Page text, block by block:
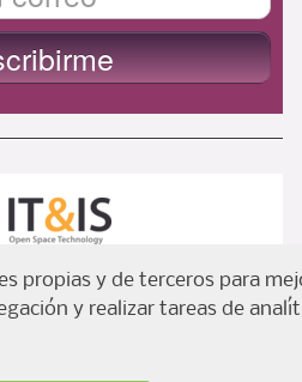
Spain © 2021 | Euroresidentes
|Principios generales de
y equipo)
Euroresidentes
propias y de terceros para
y realizar tareas de